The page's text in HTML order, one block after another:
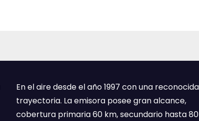
En el aire desde el año 1997 con una reconocida
trayectoria. La emisora posee gran alcance,
cobertura primaria 60 km, secundario hasta